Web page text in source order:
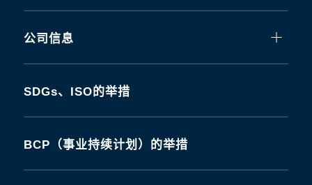
公司信息
SDGs、ISO的举措
BCP（事业持续计划）的举措